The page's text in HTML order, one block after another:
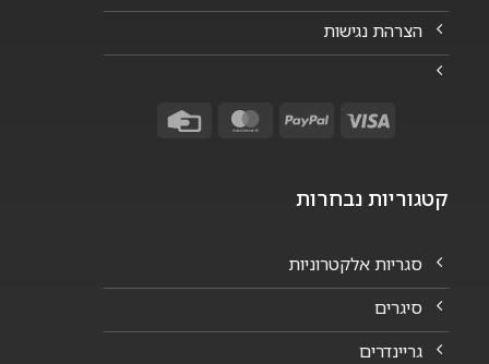
הצרהת נגישות
Visa
PayPal
MasterCard
קטגוריות נבחרות
סגריות אלקטרוניות
סיגרים
גריינדרים